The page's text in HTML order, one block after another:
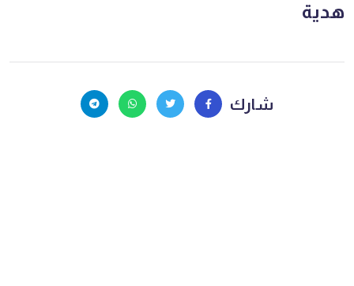
هدية
شارك